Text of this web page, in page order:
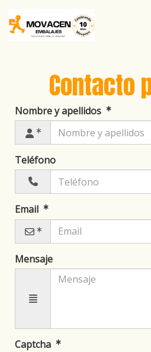
Contacto
Nombre y apellidos
Teléfono
Email
Mensaje
Captcha